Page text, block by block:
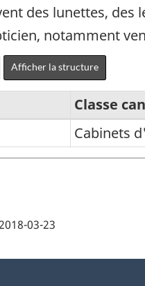
des lunettes, des
notamment
Afficher la structure
Classe
Cabinets
03-23